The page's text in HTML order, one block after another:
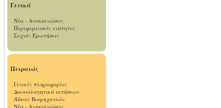
Γενικά
Νέα - Ανακοινώσεις
Περιφερειακές ενότητες
Συχνές Ερωτήσεις
Πειραιώς
Γενικές πληροφορίες
Δικαιολογητικά αιτήσεων
Άδειες Βιομηχανιών
Νέα - Ανακοινώσεις